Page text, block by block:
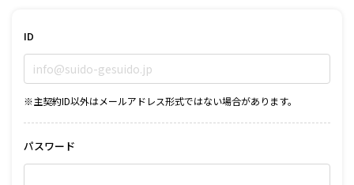
ID
※主契約ID以外はメールアドレス形式ではない場合があります。
パスワード